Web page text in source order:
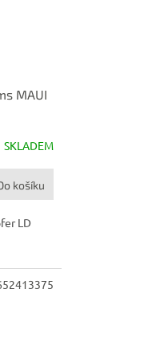
MAUI
SKLADEM
košíku
LD